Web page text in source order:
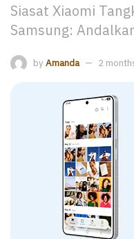
Siasat Xiaomi
Samsung:
by Amanda 2